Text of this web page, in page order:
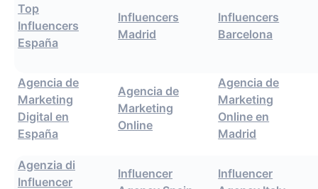
Top
Influencers
España
Influencers
Madrid
Influencers
Barcelona
Agencia de
Marketing
Digital en
España
Agencia de
Marketing
Online
Agencia de
Marketing
Online en
Madrid
Agenzia di
Influencer
Influencer
Influencer